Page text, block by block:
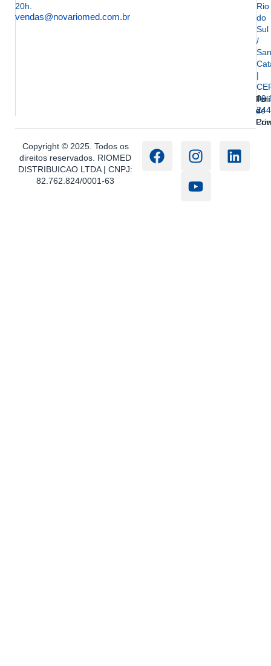
20h.
vendas@novariomed.com.br
Rio
do
Sul
/
|
244
e
de
Copyright © 2025. Todos os
direitos reservados. RIOMED
DISTRIBUICAO LTDA | CNPJ:
82.762.824/0001-63